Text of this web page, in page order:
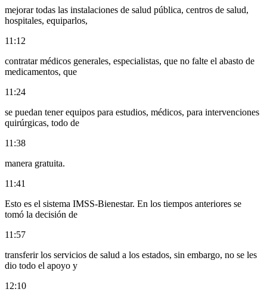
mejorar todas las instalaciones de salud pública, centros de salud,
hospitales, equiparlos,
11:12
contratar médicos generales, especialistas, que no falte el abasto de
medicamentos, que
11:24
se puedan tener equipos para estudios, médicos, para intervenciones
quirúrgicas, todo de
11:38
manera gratuita.
11:41
Esto es el sistema IMSS-Bienestar. En los tiempos anteriores se
tomó la decisión de
11:57
transferir los servicios de salud a los estados, sin embargo, no se les
dio todo el apoyo y
12:10